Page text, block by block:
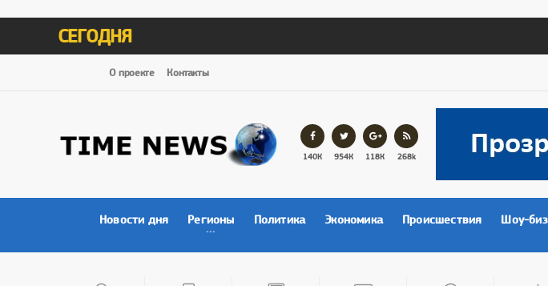
СЕГОДНЯ
О проекте Контакты
140К 954К 118К 268k
Новости дня Регионы Политика Экономика Происшествия Шоу-